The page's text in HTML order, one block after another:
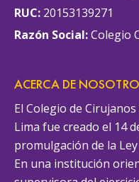
RUC: 20153139271
Razón Social:Colegio
ACERCA DE
El Colegio de
Lima fue creado el 14
promulgación de la
En una institución